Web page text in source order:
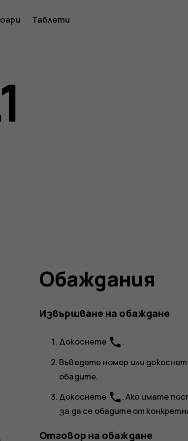
Таблети
Обаждания
Извършване на обаждане
Докоснете phone.
Въведете номер или
обадите.
Докоснете phone. Ако имате
за да се обадите от
Отговор на обаждане